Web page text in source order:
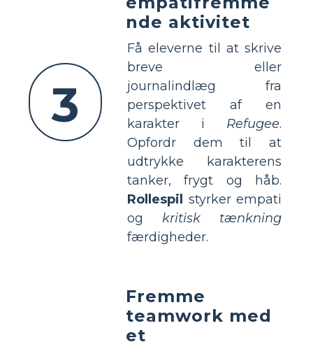
3
nde aktivitet
Få eleverne til at skrive
breve eller
journalindlæg fra
perspektivet af en
karakter i Refugee.
Opfordr dem til at
udtrykke karakterens
tanker, frygt og håb.
Rollespil styrker empati
og kritisk tænkning
færdigheder.
Fremme
teamwork med
et